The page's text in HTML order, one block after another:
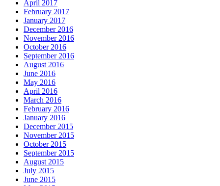
April 2017
February 2017
January 2017
December 2016
November 2016
October 2016
September 2016
August 2016
June 2016
May 2016
April 2016
March 2016
February 2016
January 2016
December 2015
November 2015
October 2015
September 2015
August 2015
July 2015
June 2015